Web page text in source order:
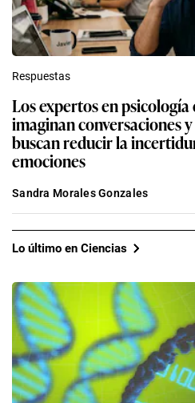
Respuestas
Los expertos en
imaginan conversaciones
buscan reducir la
emociones
Sandra Morales Gonzales
Lo último en Ciencias